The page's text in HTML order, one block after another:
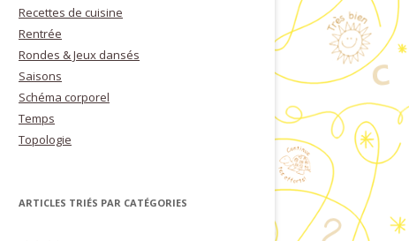
Recettes de cuisine
Rentrée
Rondes & Jeux dansés
Saisons
Schéma corporel
Temps
Topologie
ARTICLES TRIÉS PAR CATÉGORIES